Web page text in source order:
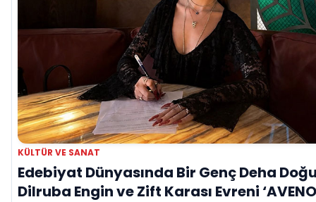
KÜLTÜR VE SANAT
Edebiyat Dünyasında Bir Genç Deha
Dilruba Engin ve Zift Karası Evreni